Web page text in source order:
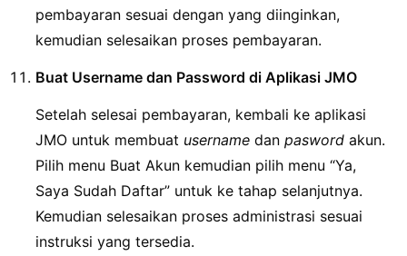
pembayaran sesuai dengan yang diinginkan,
kemudian selesaikan proses pembayaran.
Buat Username dan Password di Aplikasi JMO
Setelah selesai pembayaran, kembali ke aplikasi
JMO untuk membuat username dan pasword akun.
Pilih menu Buat Akun kemudian pilih menu “Ya,
Saya Sudah Daftar” untuk ke tahap selanjutnya.
Kemudian selesaikan proses administrasi sesuai
instruksi yang tersedia.